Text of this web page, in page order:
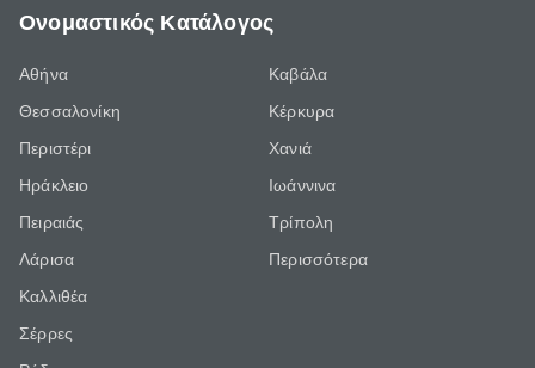
Ονομαστικός Κατάλογος
Αθήνα
Θεσσαλονίκη
Περιστέρι
Ηράκλειο
Πειραιάς
Λάρισα
Καλλιθέα
Σέρρες
Καβάλα
Κέρκυρα
Χανιά
Ιωάννινα
Τρίπολη
Περισσότερα